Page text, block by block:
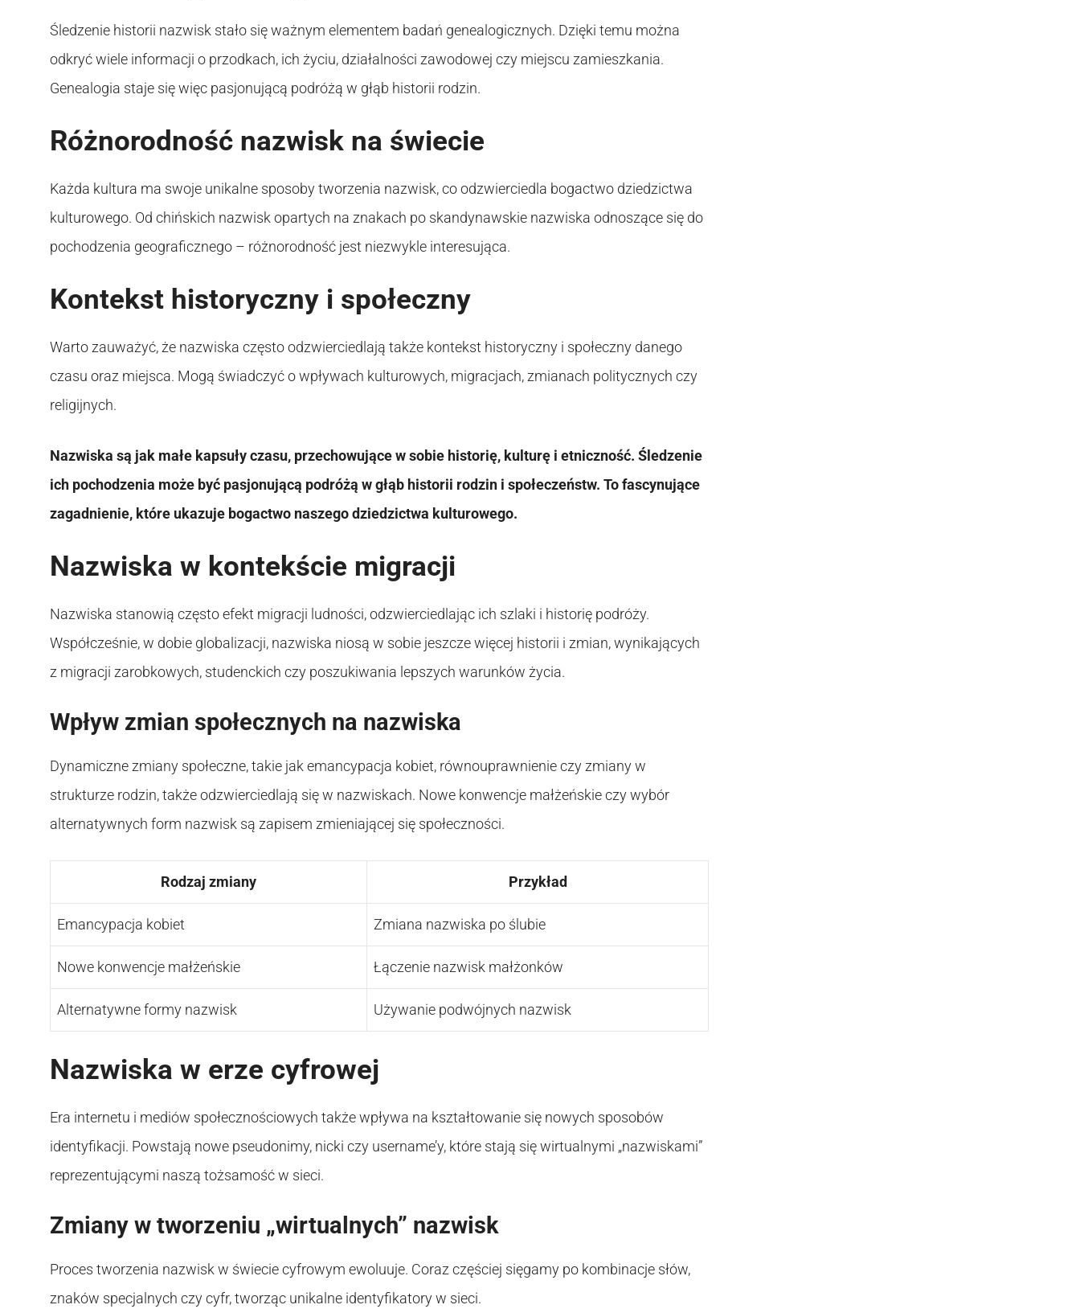
Śledzenie historii nazwisk stało się ważnym elementem badań genealogicznych. Dzięki temu można
odkryć wiele informacji o przodkach, ich życiu, działalności zawodowej czy miejscu zamieszkania.
Genealogia staje się więc pasjonującą podróżą w głąb historii rodzin.
Różnorodność nazwisk na świecie
Każda kultura ma swoje unikalne sposoby tworzenia nazwisk, co odzwierciedla bogactwo dziedzictwa
kulturowego. Od chińskich nazwisk opartych na znakach po skandynawskie nazwiska odnoszące się do
pochodzenia geograficznego – różnorodność jest niezwykle interesująca.
Kontekst historyczny i społeczny
Warto zauważyć, że nazwiska często odzwierciedlają także kontekst historyczny i społeczny danego
czasu oraz miejsca. Mogą świadczyć o wpływach kulturowych, migracjach, zmianach politycznych czy
religijnych.
Nazwiska są jak małe kapsuły czasu, przechowujące w sobie historię, kulturę i etniczność. Śledzenie
ich pochodzenia może być pasjonującą podróżą w głąb historii rodzin i społeczeństw. To fascynujące
zagadnienie, które ukazuje bogactwo naszego dziedzictwa kulturowego.
Nazwiska w kontekście migracji
Nazwiska stanowią często efekt migracji ludności, odzwierciedlając ich szlaki i historię podróży.
Współcześnie, w dobie globalizacji, nazwiska niosą w sobie jeszcze więcej historii i zmian, wynikających
z migracji zarobkowych, studenckich czy poszukiwania lepszych warunków życia.
Wpływ zmian społecznych na nazwiska
Dynamiczne zmiany społeczne, takie jak emancypacja kobiet, równouprawnienie czy zmiany w
strukturze rodzin, także odzwierciedlają się w nazwiskach. Nowe konwencje małżeńskie czy wybór
alternatywnych form nazwisk są zapisem zmieniającej się społeczności.
Rodzaj zmiany Przykład
Emancypacja kobiet Zmiana nazwiska po ślubie
Nowe konwencje małżeńskie Łączenie nazwisk małżonków
Alternatywne formy nazwisk Używanie podwójnych nazwisk
Nazwiska w erze cyfrowej
Era internetu i mediów społecznościowych także wpływa na kształtowanie się nowych sposobów
identyfikacji. Powstają nowe pseudonimy, nicki czy username’y, które stają się wirtualnymi „nazwiskami”
reprezentującymi naszą tożsamość w sieci.
Zmiany w tworzeniu „wirtualnych” nazwisk
Proces tworzenia nazwisk w świecie cyfrowym ewoluuje. Coraz częściej sięgamy po kombinacje słów,
znaków specjalnych czy cyfr, tworząc unikalne identyfikatory w sieci.